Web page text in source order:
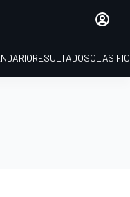
RESULTADOS